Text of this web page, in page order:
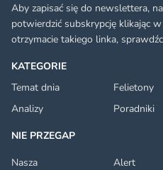
KATEGORIE
Temat dnia
Felietony
Analizy
Poradniki
NIE PRZEGAP
Nasza
Alert
Aby zapisać się do newslettera,
potwierdzić subskrypcję klikając
otrzymacie takiego linka,